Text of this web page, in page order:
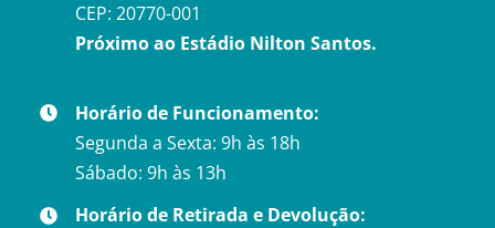
CEP: 20770-001
Próximo ao Estádio Nilton Santos.
Horário de Funcionamento:
Segunda a Sexta: 9h às 18h
Sábado: 9h às 13h
Horário de Retirada e Devolução: